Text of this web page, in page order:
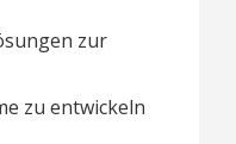
zur
zu entwickeln